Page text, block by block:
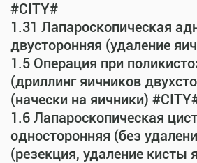
#CITY#
1.31 Лапароскопическая
двусторонняя (удаление
1.5 Операция при
(дриллинг яичников
(начески на яичники)
1.6 Лапароскопическая
односторонняя (без
(резекция, удаление кисты